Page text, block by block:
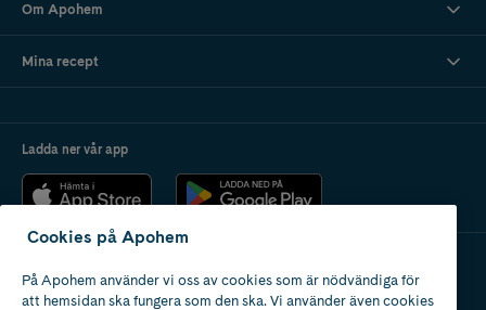
Om Apohem
Mina recept
Ladda ner vår app
Apotek med tillstånd
av Läkemedelsverket
Cookies på Apohem
På Apohem använder vi oss av cookies som är nödvändiga för
att hemsidan ska fungera som den ska. Vi använder även cookies